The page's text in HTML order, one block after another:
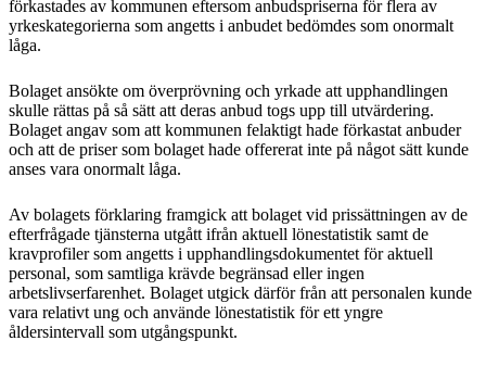
förkastades av kommunen eftersom anbudspriserna för flera av
yrkeskategorierna som angetts i anbudet bedömdes som onormalt
låga.
Bolaget ansökte om överprövning och yrkade att upphandlingen
skulle rättas på så sätt att deras anbud togs upp till utvärdering.
Bolaget angav som att kommunen felaktigt hade förkastat anbuder
och att de priser som bolaget hade offererat inte på något sätt kunde
anses vara onormalt låga.
Av bolagets förklaring framgick att bolaget vid prissättningen av de
efterfrågade tjänsterna utgått ifrån aktuell lönestatistik samt de
kravprofiler som angetts i upphandlingsdokumentet för aktuell
personal, som samtliga krävde begränsad eller ingen
arbetslivserfarenhet. Bolaget utgick därför från att personalen kunde
vara relativt ung och använde lönestatistik för ett yngre
åldersintervall som utgångspunkt.